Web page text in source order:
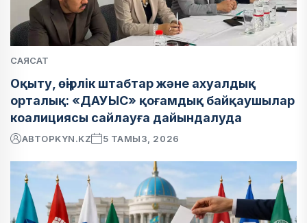
САЯСАТ
Оқыту, өңірлік штабтар және ахуалдық
орталық: «ДАУЫС» қоғамдық байқаушылар
коалициясы сайлауға дайындалуда
АВТОРKYN.KZ 5 ТАМЫЗ, 2026